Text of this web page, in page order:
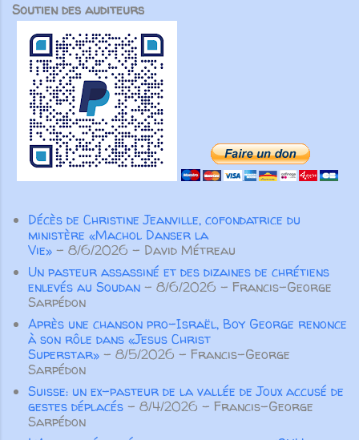
partenariat marque aussi l’histoire
de l’Union. Dès 1840, Henriette
Feller, Louis Roussy et les
missionnaires suisses ont tissé
des liens au-delà des frontières,
soutenus par des amis des États-
Unis. Même nos fondateurs
anglophones ont choisi de servir
en français, montrant la force
transformatrice du partenariat au
encore, nos partenaires
demeurent essentiels. Aucune
œuvre ...
capables d’encourager les autres ?
Il écrit : “En proclamant la vérité
avec amour, nous grandirons en
tout vers celui qui est la tête, le
Christ. C’est grâce à Lui que le
corps forme un tout solide, bien uni
par toutes les articulations dont il
est pourvu. Ainsi, lorsque chaque
partie fonctionne comme elle doit, le
corps entier grandit et se construit
15-16 ). Pour Paul l’important n’est
pas tant d’éviter de parler de
manière inconsidérée ou vaine, ou
de colporter des médisances ou
prononcer des paroles qui
participeront à la croissance
spirituelle des autres croyants. Pas
“font du bien au corps”, m...
Soutien des auditeurs
Décès de Christine Jeanville, cofondatrice du
ministère «Machol Danser la
Vie» - 8/6/2026 - David Métreau
Un pasteur assassiné et des dizaines de chrétiens
enlevés au Soudan - 8/6/2026 - Francis-George
Sarpédon
Après une chanson pro-Israël, Boy George renonce
à son rôle dans «Jesus Christ
Superstar» - 8/5/2026 - Francis-George
Sarpédon
Suisse: un ex-pasteur de la vallée de Joux accusé de
gestes déplacés - 8/4/2026 - Francis-George
Sarpédon